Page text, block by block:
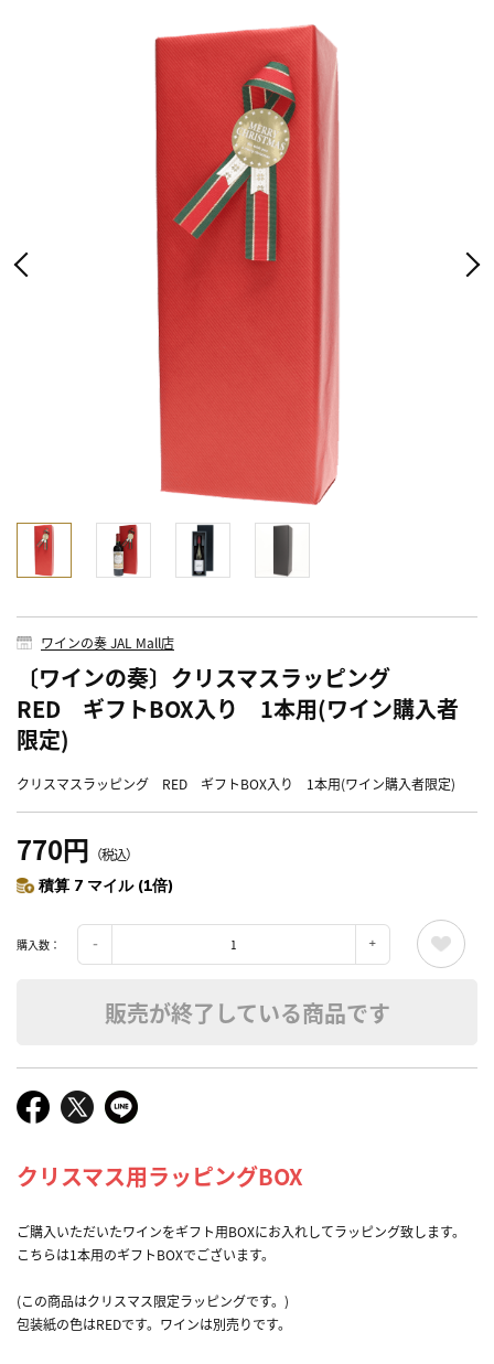
ワインの奏 JAL Mall店
〔ワインの奏〕クリスマスラッピング
RED ギフトBOX入り 1本用(ワイン購入者
限定)
クリスマスラッピング RED ギフトBOX入り 1本用(ワイン購入者限定)
770円 （税込）
積算 7 マイル (1倍)
購入数：
販売が終了している商品です
クリスマス用ラッピングBOX
ご購入いただいたワインをギフト用BOXにお入れしてラッピング致します。
こちらは1本用のギフトBOXでございます。
(この商品はクリスマス限定ラッピングです。)
包装紙の色はREDです。ワインは別売りです。